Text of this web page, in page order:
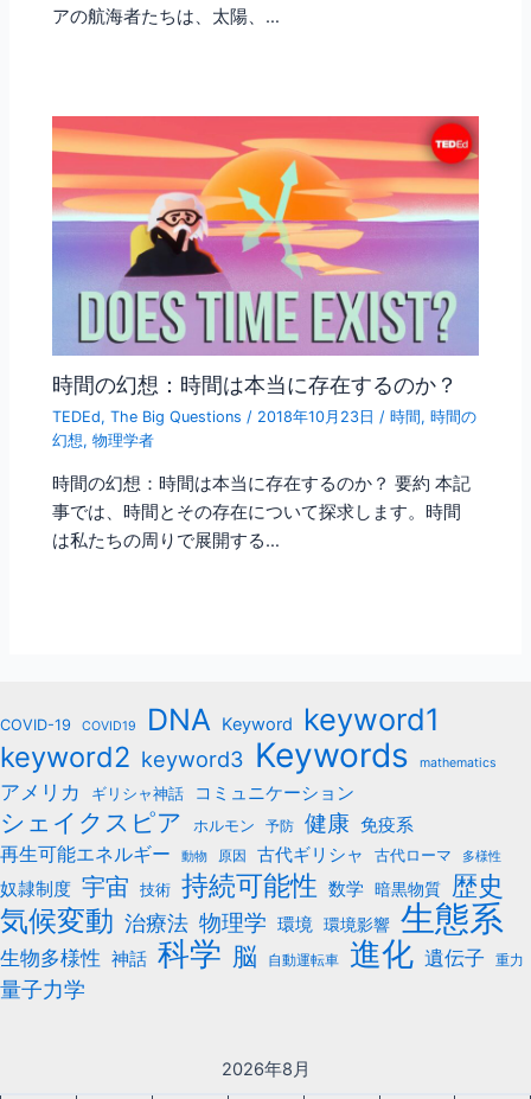
アの航海者たちは、太陽、…
時間の幻想：時間は本当に存在するのか？
TEDEd,The Big Questions / 2018年10月23日 /時間 ,時間の
幻想,物理学者
時間の幻想：時間は本当に存在するのか？ 要約 本記
事では、時間とその存在について探求します。時間
は私たちの周りで展開する…
COVID-19 COVID19 DNA Keyword keyword1
keyword2 keyword3 Keywords mathematics
アメリカ ギリシャ神話 コミュニケーション
シェイクスピア ホルモン 予防 健康 免疫系
再生可能エネルギー
動物 原因 古代ギリシャ 古代ローマ 多様性
奴隷制度 宇宙 技術 持続可能性 数学 暗黒物質 歴史
気候変動 治療法 物理学 環境 環境影響 生態系
生物多様性 神話 科学 脳 自動運転車 進化 遺伝子 重力
量子力学
2026年8月